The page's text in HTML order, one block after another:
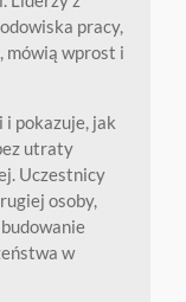
pracy,
mówią wprost i
pokazuje, jak
utraty
Uczestnicy
osoby,
w